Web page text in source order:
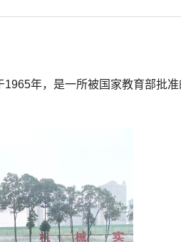
年，是一所被国家教育部批